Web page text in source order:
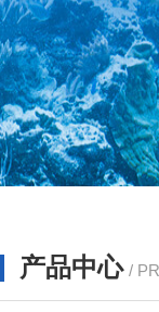
产品中心 /